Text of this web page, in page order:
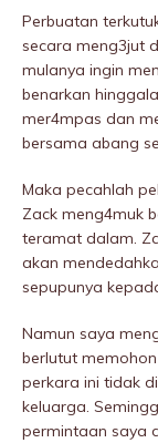
Perbuatan
secara meng3jut
mulanya ingin
benarkan
mer4mpas dan
bersama abang
Maka pecahlah
Zack meng4muk
teramat dalam.
akan
sepupunya
Namun saya
berlutut
perkara ini tidak
keluarga.
permintaan saya